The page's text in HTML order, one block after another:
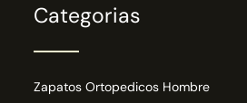
Categorias
Zapatos Ortopedicos Hombre